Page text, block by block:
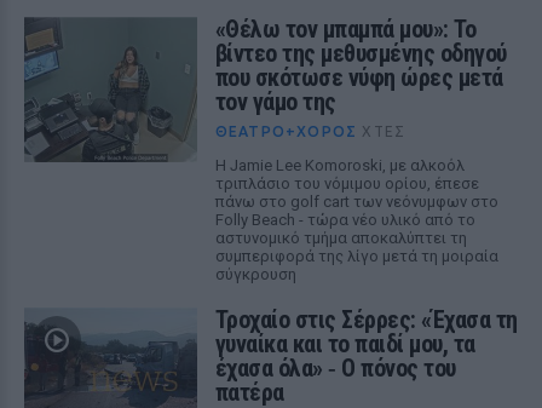
«Θέλω τον μπαμπά μου»: Το
βίντεο της μεθυσμένης οδηγού
που σκότωσε νύφη ώρες μετά
τον γάμο της
ΘΈΑΤΡΟ+ΧΟΡΌΣ ΧΤΕΣ
Η Jamie Lee Komoroski, με αλκοόλ
τριπλάσιο του νόμιμου ορίου, έπεσε
πάνω στο golf cart των νεόνυμφων στο
Folly Beach - τώρα νέο υλικό από το
αστυνομικό τμήμα αποκαλύπτει τη
συμπεριφορά της λίγο μετά τη μοιραία
σύγκρουση
Τροχαίο στις Σέρρες: «Έχασα τη
γυναίκα και το παιδί μου, τα
έχασα όλα» ‑ Ο πόνος του
πατέρα